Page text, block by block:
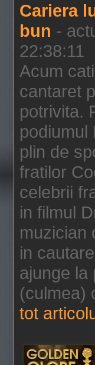
Cariera
bun -
22:38:11
Acum
cantaret
potrivita.
podiumul
plin de
fratilor
celebrii
in filmul
muzician
in
ajunge la
(culmea)
tot